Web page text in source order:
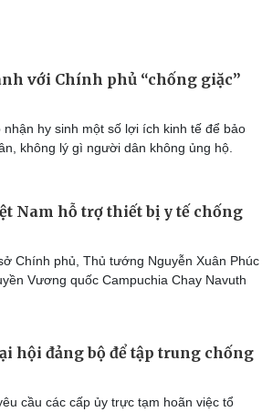
với Chính phủ “chống giặc”
hy sinh một số lợi ích kinh tế để bảo
không lý gì người dân không ủng hộ.
Nam hỗ trợ thiết bị y tế chống
Chính phủ, Thủ tướng Nguyễn Xuân Phúc
Vương quốc Campuchia Chay Navuth
hội đảng bộ để tập trung chống
cầu các cấp ủy trực tạm hoãn việc tổ